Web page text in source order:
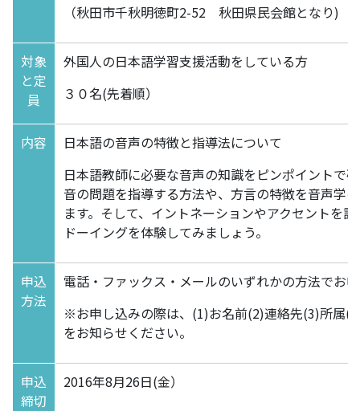
（秋田市千秋明徳町2-52 秋田県民会館となり)
対象
と定
員
外国人の日本語学習支援活動をしている方
３０名(先着順）
内容
日本語の音声の特徴と指導法について
日本語教師に必要な音声の知識をピンポイントで
音の問題を指導する方法や、方言の特徴を音声学
ます。そして、イントネーションやアクセントを
ドーイングを体験してみましょう。
申込
方法
電話・ファックス・メールのいずれかの方法でお
※お申し込みの際は、(1)お名前(2)連絡先(3)所属(
をお知らせください。
申込
締切
2016年8月26日(金）